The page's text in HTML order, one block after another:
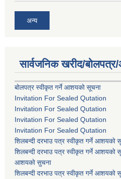
अन्य
सार्वजनिक खरीद/
बोलपत्र स्वीकृत गर्ने आशयको सूचना
Invitation For Sealed Qutation
Invitation For Sealed Qutation
Invitation For Sealed Qutation
Invitation For Sealed Qutation
शिलबन्दी दरभाउ पत्र स्वीकृत गर्ने आशयको
शिलबन्दी दरभाउ पत्र स्वीकृत गर्ने आशयको
आशयको सुचना
शिलबन्दी दरभाउ पत्र स्वीकृत गर्ने आशयको